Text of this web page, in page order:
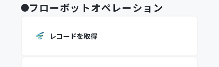
フローボットオペレーション
レコードを取得